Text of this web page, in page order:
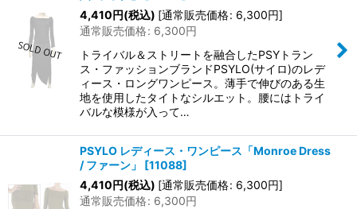
4,410円(税込) [通常販売価格: 6,300円]
通常販売価格: 6,300円
トライバル＆ストリートを融合したPSYトラン
ス・ファッションブランドPSYLO(サイロ)のレデ
ィース・ロングワンピース。薄手で伸びのある生
地を使用したタイトなシルエット。腰にはトライ
バルな模様が入って…
PSYLO レディース・ワンピース「Monroe Dress
/ ファーン」
[11088]
4,410円(税込) [通常販売価格: 6,300円]
通常販売価格: 6,300円